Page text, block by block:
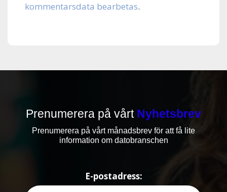
kommentarsdata bearbetas.
Prenumerera på vårt Nyhetsbrev
Prenumerera på vårt månadsbrev för att få lite
information om datobranschen
E-postadress: